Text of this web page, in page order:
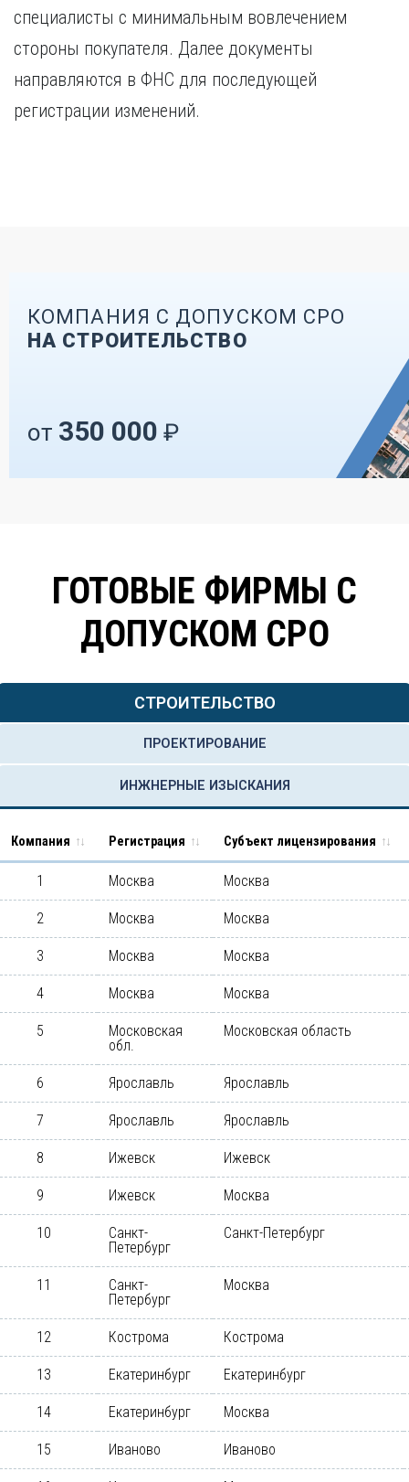
специалисты с минимальным вовлечением
стороны покупателя. Далее документы
направляются в ФНС для последующей
регистрации изменений.
КОМПАНИЯ С ДОПУСКОМ СРО
НА СТРОИТЕЛЬСТВО
от 350 000 ₽
ГОТОВЫЕ ФИРМЫ С
ДОПУСКОМ СРО
СТРОИТЕЛЬСТВО
ПРОЕКТИРОВАНИЕ
ИНЖНЕРНЫЕ ИЗЫСКАНИЯ
Компания Регистрация Субъект лицензирования
1 Москва Москва
2 Москва Москва
3 Москва Москва
4 Москва Москва
5
Московская
обл.
Московская область
6 Ярославль Ярославль
7 Ярославль Ярославль
8 Ижевск Ижевск
9 Ижевск Москва
10
Санкт-
Петербург
Санкт-Петербург
11
Санкт-
Петербург
Москва
12 Кострома Кострома
13 Екатеринбург Екатеринбург
14 Екатеринбург Москва
15 Иваново Иваново